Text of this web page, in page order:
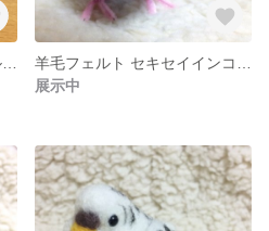
展示中